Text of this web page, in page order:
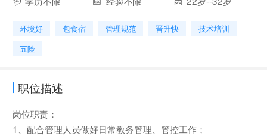
环境好 包食宿 管理规范 晋升快
技术培训
五险
职位描述
岗位职责：
1、配合管理人员做好日常教务管理、管控工作；